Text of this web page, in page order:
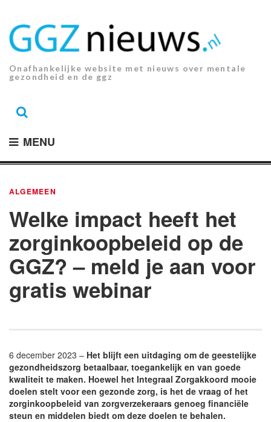
inhoud.
Onafhankelijke website met nieuws over mentale
gezondheid en de ggz
MENU
ALGEMEEN
Welke impact heeft het
zorginkoopbeleid op de
GGZ? – meld je aan voor
gratis webinar
6 december 2023 – Het blijft een uitdaging om de geestelijke
gezondheidszorg betaalbaar, toegankelijk en van goede
kwaliteit te maken. Hoewel het Integraal Zorgakkoord mooie
doelen stelt voor een gezonde zorg, is het de vraag of het
zorginkoopbeleid van zorgverzekeraars genoeg financiële
steun en middelen biedt om deze doelen te behalen.